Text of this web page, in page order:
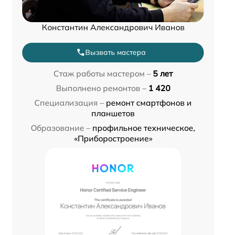
Константин Александрович Иванов
Вызвать мастера
Стаж работы мастером – 5 лет
Выполнено ремонтов – 1 420
Специализация – ремонт смартфонов и
планшетов
Образование – профильное техническое,
«Приборостроение»